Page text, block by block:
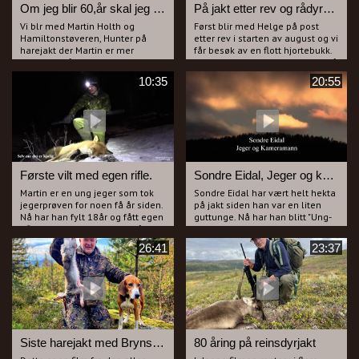
Om jeg blir 60,år skal jeg ha Dunker og stolsekk.
Vi blr med Martin Holth og
Hamiltonstøveren, Hunter på
harejakt der Martin er mer
opptatt av å bære med seg ved
enn selve jakta. Martin Lygrell er
ute med Finskstøveren, Axel og
de sparer ikke på kruttet når
sjansen byr seg. Bli med ut på
harejakt.
På jakt etter rev og rådyrbukk
Først blir med Helge på post
etter rev i starten av august og vi
får besøk av en flott hjortebukk.
Etter endt revejakt drar vi ut for å
jakte rådyrbukk. Vi får en flott
opplevelse der bukken parrer
geita rett foran oss. Etter at
bukken har gjort jobben sin skal
Helge forsøke å få skutt den
flotte bukken. Liker du bukkejakt
vil du nok like denne filmen.
10:35
Første vilt med egen rifle.
Martin er en ung jeger som tok
jegerprøven for noen få år siden.
Nå har han fylt 18år og fått egen
rifle. Vi blir med Martin ut på
åtejakt etter rev i bitende kulde
på Bakke Gård som ligger på
Simostranda.
Etter mange kalde timer i
gluggen får vi besøk av både rev
og rådyr.
Martin avslutter natta stolt som
en hane med en flott hann rev
på 8,7 Kg.
20:55
Sondre Eidal, Jeger og kameramann.
Sondre Eidal har vært helt hekta
på jakt siden han var en liten
guttunge. Nå har han blitt "Ung-
voksen" med to elghunder i
gården. Sondre tenker på jakt
hele døgnet året rundt har vi en
misstanke om og når han ikke
jakter selv filmer han andre på
jakt.
I denne filmen har Sondre og far
Runar Eidal filmet jakt på rev og
rådyrbukk. På slutten av filmen
får dere se Sondre med en av
sine hunder på elgjakt og
26:41
Siste harejakt med Brynsåsens Zita.
23:37
80 åring på reinsdyrjakt